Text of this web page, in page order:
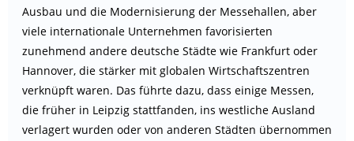
Ausbau und die Modernisierung der Messehallen, aber
viele internationale Unternehmen favorisierten
zunehmend andere deutsche Städte wie Frankfurt oder
Hannover, die stärker mit globalen Wirtschaftszentren
verknüpft waren. Das führte dazu, dass einige Messen,
die früher in Leipzig stattfanden, ins westliche Ausland
verlagert wurden oder von anderen Städten übernommen